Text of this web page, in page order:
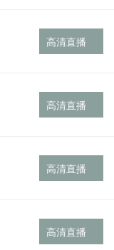
高清直播
高清直播
高清直播
高清直播